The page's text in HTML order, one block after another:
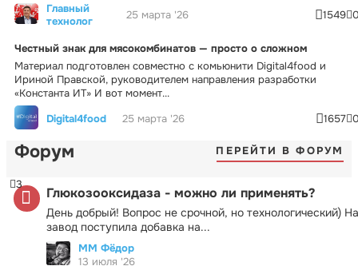
Главный
технолог
25 марта '26 1549
Честный знак для мясокомбинатов — просто о сложном
Материал подготовлен совместно с комьюнити Digital4food и
Ириной Правской, руководителем направления разработки
«Константа ИТ» И вот момент...
Digital4food
25 марта '26 1657
Форум ПЕРЕЙТИ В ФОРУМ
Глюкозооксидаза - можно ли применять?
День добрый! Вопрос не срочной, но технологический) На
завод поступила добавка на...
3
ММ Фёдор
13 июля '26